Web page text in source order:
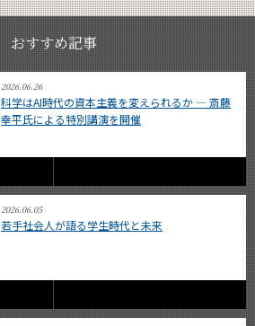
おすすめ記事
2026.06.26
科学はAI時代の資本主義を変えられるか ― 斎藤
幸平氏による特別講演を開催
2026.06.05
若手社会人が語る学生時代と未来